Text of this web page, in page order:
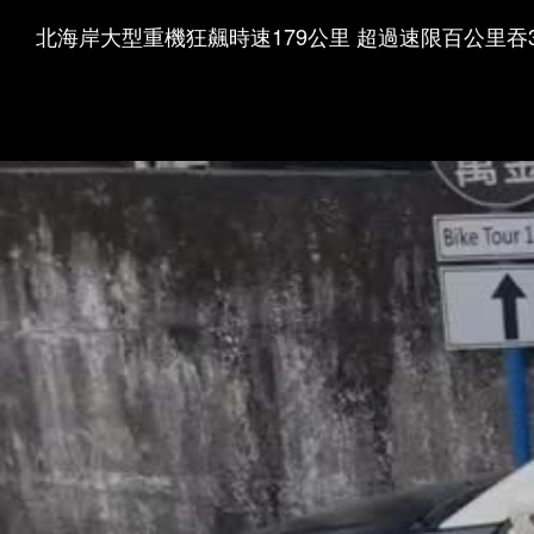
北海岸大型重機狂飆時速179公里 超過速限百公里